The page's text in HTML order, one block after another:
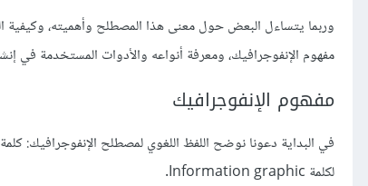
وربما يتساءل البعض حول معنى هذا المصطلح وأهميته، وكيفية
مفهوم الإنفوجرافيك، ومعرفة أنواعه والأدوات المستخدمة في
مفهوم الإنفوجرافيك
لكلمة Information graphic.